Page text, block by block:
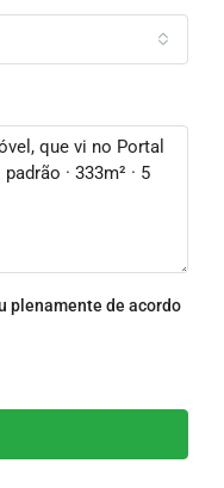
plenamente de acordo